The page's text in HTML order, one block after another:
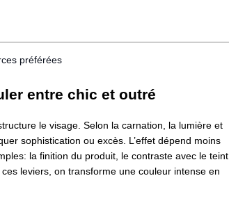
préférées
entre chic et outré
le visage. Selon la carnation, la lumière et
sophistication ou excès. L’effet dépend moins
la finition du produit, le contraste avec le teint
leviers, on transforme une couleur intense en